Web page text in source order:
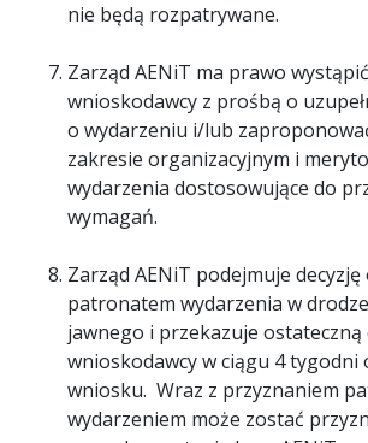
nie będą rozpatrywane.
Zarząd AENiT ma prawo
wnioskodawcy z prośbą o
o wydarzeniu i/lub
zakresie organizacyjnym i
wydarzenia dostosowujące do
wymagań.
Zarząd AENiT podejmuje decyzję
patronatem wydarzenia w
jawnego i przekazuje ostateczną
wnioskodawcy w ciągu 4 tygodni
wniosku. Wraz z przyznaniem
wydarzeniem może zostać